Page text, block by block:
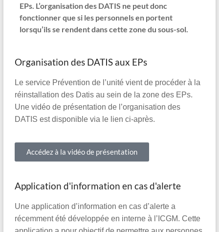
EPs. L’organisation des DATIS ne peut donc
fonctionner que si les personnels en portent
lorsqu’ils se rendent dans cette zone du sous-sol.
Organisation des DATIS aux EPs
Le service Prévention de l’unité vient de procéder à la
réinstallation des Datis au sein de la zone des EPs.
Une vidéo de présentation de l’organisation des
DATIS est disponible via le lien ci-après.
Accédez à la vidéo de présentation
Application d'information en cas d'alerte
Une application d’information en cas d’alerte a
récemment été développée en interne à l’ICGM. Cette